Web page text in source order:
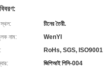
স্থল:
চীনের তৈরী.
নাম:
WenYI
RoHs, SGS, ISO9001
জিপিআই পিসি-004